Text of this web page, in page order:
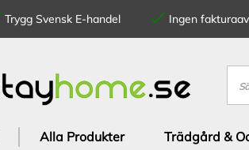
Trygg Svensk E-handel Ingen
Sök
Alla Produkter Trädgård &